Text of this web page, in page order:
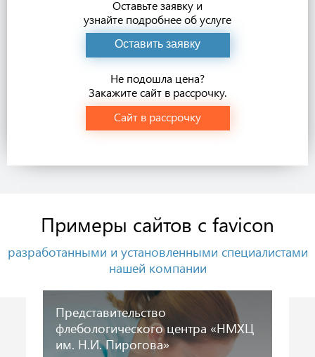
Оставьте заявку и
узнайте подробнее об услуге
Оставить заявку
Не подошла цена?
Закажите сайт в рассрочку.
Сайт в рассрочку
Примеры сайтов с favicon
разработанными и установленными специалистами
нашей компании
Представительство
флебологического центра «НМХЦ
им. Н.И. Пирогова»